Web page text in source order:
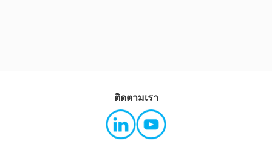
ติดตามเรา